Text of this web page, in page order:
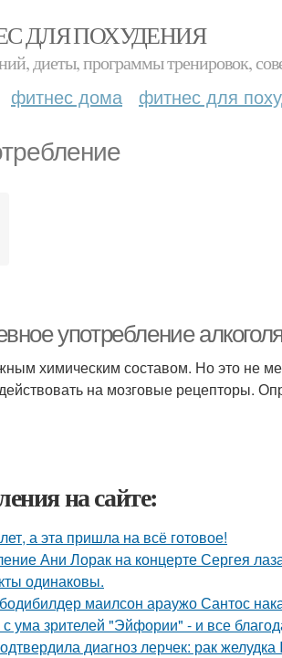
ДЛЯ ПОХУДЕНИЯ
диеты, программы тренировок,
фитнес дома фитнес для
употребление
химическим составом. Но это не
на мозговые рецепторы.
на сайте:
а эта пришла на всё готовое!
Ани Лорак на концерте Сергея
одинаковы.
маилсон араужо Сантос
ума зрителей "Эйфории" - и все
диагноз лерчек: рак желудка